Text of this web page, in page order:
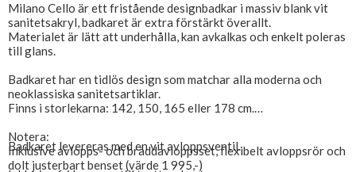
Milano Cello är ett fristående designbadkar i massiv blank vit
sanitetsakryl, badkaret är extra förstärkt överallt.
Materialet är lätt att underhålla, kan avkalkas och enkelt poleras
till glans.
Badkaret har en tidlös design som matchar alla moderna och
neoklassiska sanitetsartiklar.
Finns i storlekarna: 142, 150, 165 eller 178 cm.
Notera:
Inklusive avlopps- och bräddavloppsset, flexibelt avloppsrör och
dolt justerbart benset (värde 1 995,-)
Badkaret levereras med en vit avloppsventil.